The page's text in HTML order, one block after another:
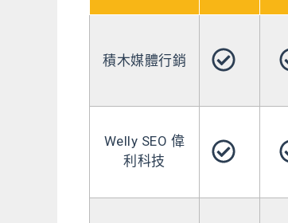
積木媒體行銷
Welly SEO 偉
利科技